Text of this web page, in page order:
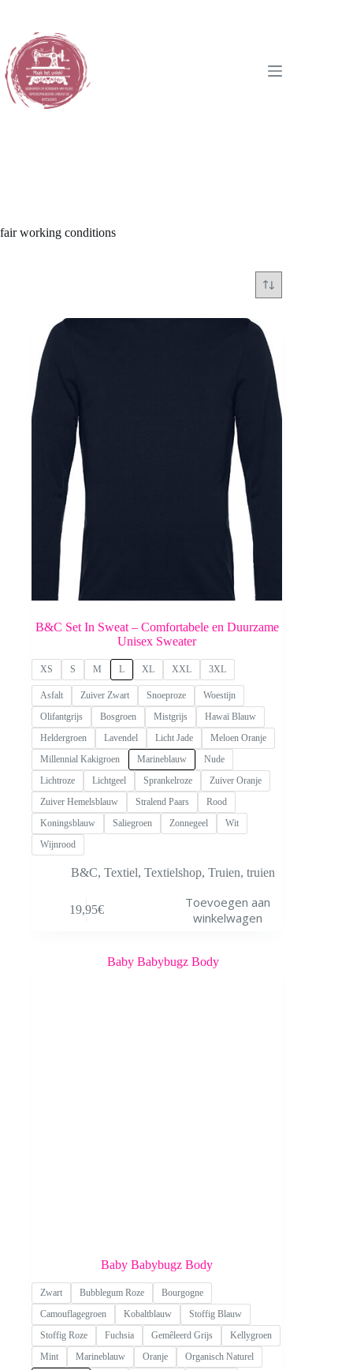
inhoud
fair working conditions
B&C Set In Sweat – Comfortabele en Duurzame
Unisex Sweater
XS S M L XL XXL 3XL
Asfalt Zuiver Zwart Snoeproze
Woestijn
Olifantgrijs
Bosgroen Mistgrijs
Hawaï Blauw
Heldergroen
Lavendel Licht Jade
Meloen Oranje
Millennial Kakigroen
Marineblauw
Nude
Lichtroze
Lichtgeel Sprankelroze
Zuiver Oranje
Zuiver Hemelsblauw
Stralend Paars
Rood
Koningsblauw
Saliegroen Zonnegeel
Wit
Wijnrood
B&C, Textiel, Textielshop, Truien, truien
19,95€
Toevoegen aan
winkelwagen
Baby Babybugz Body
Zwart Bubblegum Roze
Bourgogne
Camouflagegroen
Kobaltblauw
Stoffig Blauw
Stoffig Roze
Fuchsia Gemêleerd Grijs
Kellygroen
Mint
Marineblauw Oranje
Organisch Naturel